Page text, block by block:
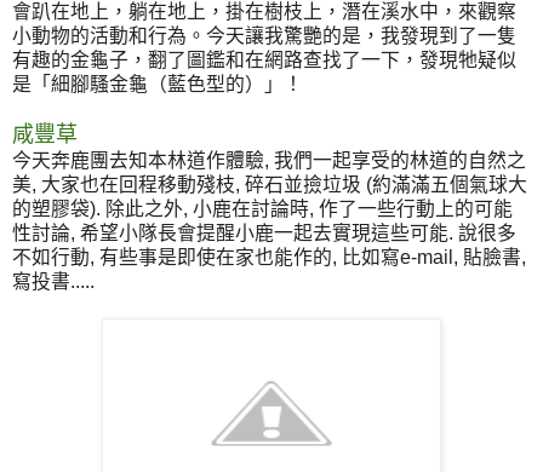
會趴在地上，躺在地上，掛在樹枝上，潛在溪水中，來觀察
小動物的活動和行為。今天讓我驚艷的是，我發現到了一隻
有趣的金龜子，翻了圖鑑和在網路查找了一下，發現牠疑似
是「細腳騷金龜（藍色型的）」！
咸豐草
今天奔鹿團去知本林道作體驗, 我們一起享受的林道的自然之
美, 大家也在回程移動殘枝, 碎石並撿垃圾 (約滿滿五個氣球大
的塑膠袋). 除此之外, 小鹿在討論時, 作了一些行動上的可能
性討論, 希望小隊長會提醒小鹿一起去實現這些可能. 說很多
不如行動, 有些事是即使在家也能作的, 比如寫e-mail, 貼臉書,
寫投書.....